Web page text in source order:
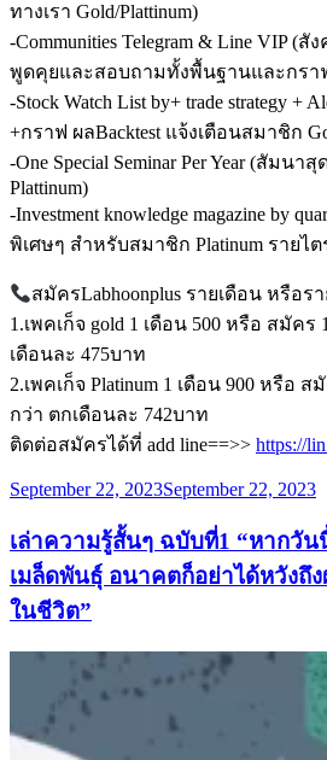
ทางเรา Gold/Plattinum)
-Communities Telegram & Line VIP
พูดคุยและสอบถามทั้งพื้นฐานและกราฟ
-Stock Watch List by+ trade strategy +
+กราฟ ผลBacktest แจ้งเตือนสมาชิก
-One Special Seminar Per Year (สัมน
Plattinum)
-Investment knowledge magazine by
พิเศษๆ สำหรับสมาชิก Platinum รายไ
สมัครLabhoonplus รายเดือน หรือ
1.เพคเก็จ gold 1 เดือน 500 หรือ สมัค
เดือนละ 475บาท
2.เพคเก็จ Platinum 1 เดือน 900 หรือ
กว่า ตกเดือนละ 742บาท
ติดต่อสมัครได้ที่ add line==>> https://
Posted
September 22, 2023September 22, 2023
เล่าความรู้สั้นๆ ฉบับที่1 “หากวั
เมล็ดพันธ์ุ อนาคตก็อย่าได้หวังถึ
ในชีวิต”